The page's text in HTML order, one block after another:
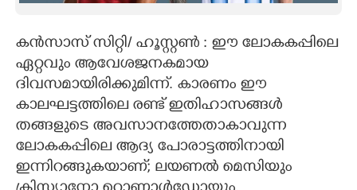
CARTOONS
LITERATURE
ZOOM
കൻസാസ് സിറ്റി/ ഹൂസ്റ്റൺ : ഈ ലോകകപ്പിലെ
ഏറ്റവും ആവേശജനകമായ
ദിവസമായിരിക്കുമിന്ന്. കാരണം ഈ
കാലഘട്ടത്തിലെ രണ്ട് ഇതിഹാസങ്ങൾ
തങ്ങളുടെ അവസാനത്തേതാകാവുന്ന
ലോകകപ്പിലെ ആദ്യ പോരാട്ടത്തിനായി
ഇന്നിറങ്ങുകയാണ്; ലയണൽ മെസിയും